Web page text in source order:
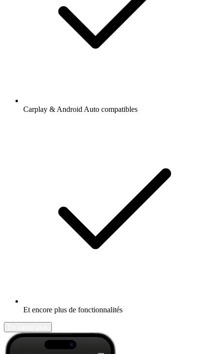
Carplay & Android Auto compatibles
Et encore plus de fonctionnalités